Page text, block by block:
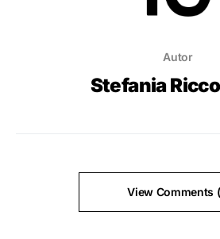
Autor
Stefania
View Comments